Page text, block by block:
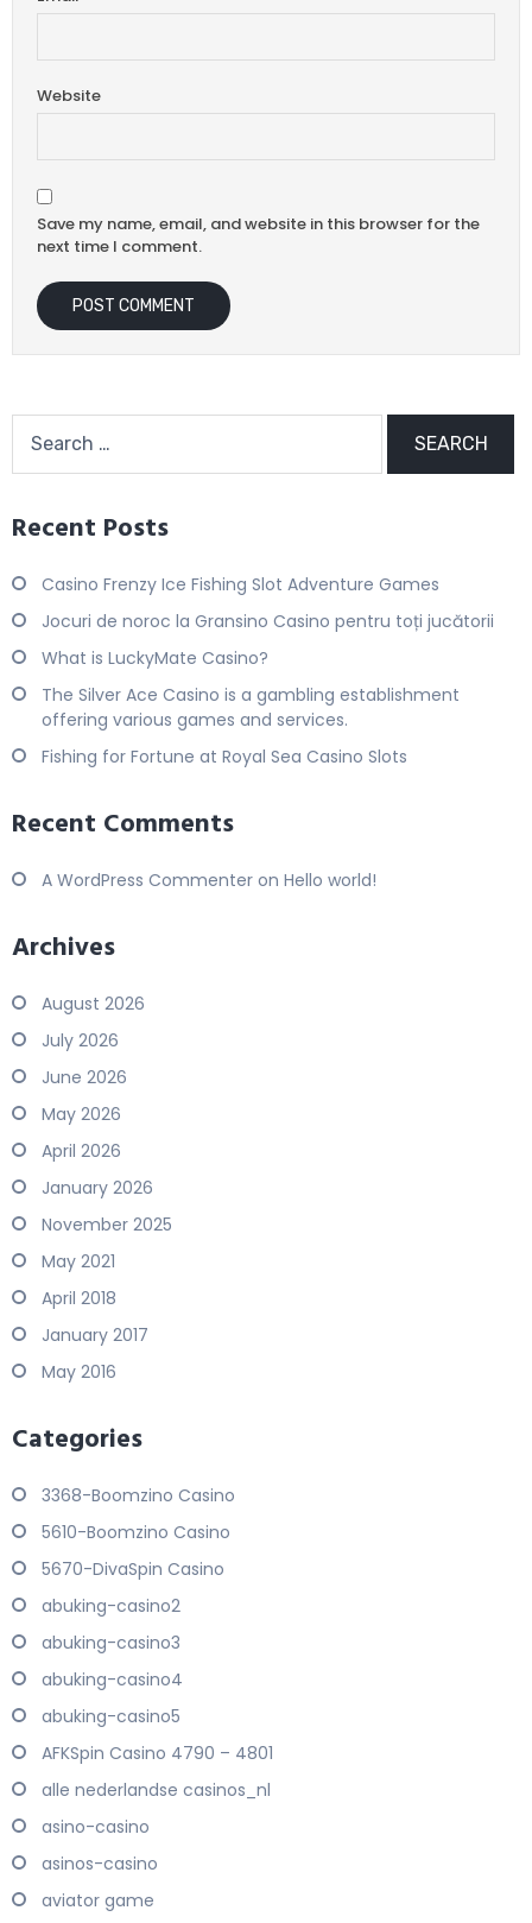
Website
Save my name, email, and website in this browser for the
next time I comment.
Recent Posts
Casino Frenzy Ice Fishing Slot Adventure Games
Jocuri de noroc la Gransino Casino pentru toți jucătorii
What is LuckyMate Casino?
The Silver Ace Casino is a gambling establishment
offering various games and services.
Fishing for Fortune at Royal Sea Casino Slots
Recent Comments
A WordPress Commenter on Hello world!
Archives
August 2026
July 2026
June 2026
May 2026
April 2026
January 2026
November 2025
May 2021
April 2018
January 2017
May 2016
Categories
3368-Boomzino Casino
5610-Boomzino Casino
5670-DivaSpin Casino
abuking-casino2
abuking-casino3
abuking-casino4
abuking-casino5
AFKSpin Casino 4790 – 4801
alle nederlandse casinos_nl
asino-casino
asinos-casino
aviator game